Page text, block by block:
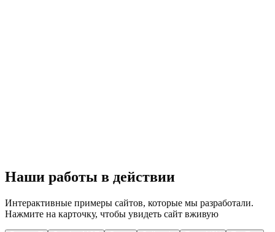
Наши работы в действии
Интерактивные примеры сайтов, которые мы разработали.
Нажмите на карточку, чтобы увидеть сайт вживую